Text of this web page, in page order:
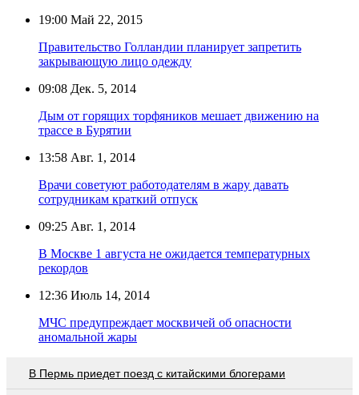
19:00 Май 22, 2015
Правительство Голландии планирует запретить
закрывающую лицо одежду
09:08 Дек. 5, 2014
Дым от горящих торфяников мешает движению на
трассе в Бурятии
13:58 Авг. 1, 2014
Врачи советуют работодателям в жару давать
сотрудникам краткий отпуск
09:25 Авг. 1, 2014
В Москве 1 августа не ожидается температурных
рекордов
12:36 Июль 14, 2014
МЧС предупреждает москвичей об опасности
аномальной жары
В Пермь приедет поезд с китайскими блогерами